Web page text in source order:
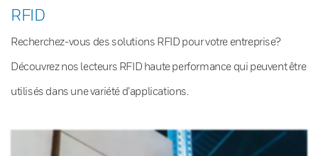
RFID
Recherchez-vous des solutions RFID pour votre entreprise?
Découvrez nos lecteurs RFID haute performance qui peuvent être
utilisés dans une variété d’applications.